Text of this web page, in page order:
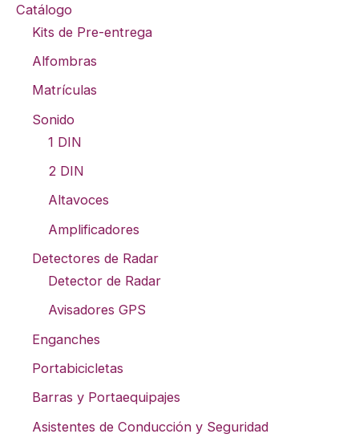
Catálogo
Kits de Pre-entrega
Alfombras
Matrículas
Sonido
1 DIN
2 DIN
Altavoces
Amplificadores
Detectores de Radar
Detector de Radar
Avisadores GPS
Enganches
Portabicicletas
Barras y Portaequipajes
Asistentes de Conducción y Seguridad